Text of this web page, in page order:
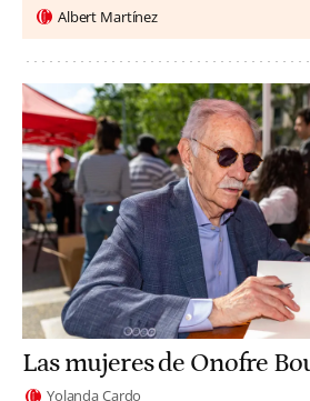
Albert Martínez
Las mujeres de Onofre
Yolanda Cardo